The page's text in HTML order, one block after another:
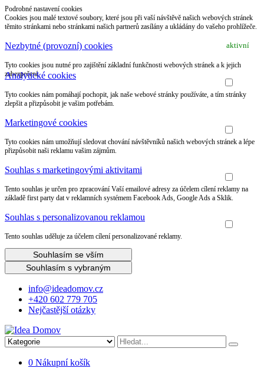
Podrobné nastavení cookies
Cookies jsou malé textové soubory, které jsou při vaší návštěvě našich webových stránek
těmito stránkami nebo stránkami našich partnerů zasílány a ukládány do vašeho prohlížeče.
Nezbytné (provozní) cookies aktivní
Tyto cookies jsou nutné pro zajištění základní funkčnosti webových stránek a k jejich
zabezpečení.
Analytické cookies
Tyto cookies nám pomáhají pochopit, jak naše webové stránky používáte, a tím stránky
zlepšit a přizpůsobit je vašim potřebám.
Marketingové cookies
Tyto cookies nám umožňují sledovat chování návštěvníků našich webových stránek a lépe
přizpůsobit naši reklamu vašim zájmům.
Souhlas s marketingovými aktivitami
Tento souhlas je určen pro zpracování Vaší emailové adresy za účelem cílení reklamy na
základě first party dat v reklamních systémem Facebook Ads, Google Ads a Sklik.
Souhlas s personalizovanou reklamou
Tento souhlas uděluje za účelem cílení personalizované reklamy.
Souhlasím se vším
Souhlasím s vybraným
info@ideadomov.cz
+420 602 779 705
Nejčastější otázky
0 Nákupní košík